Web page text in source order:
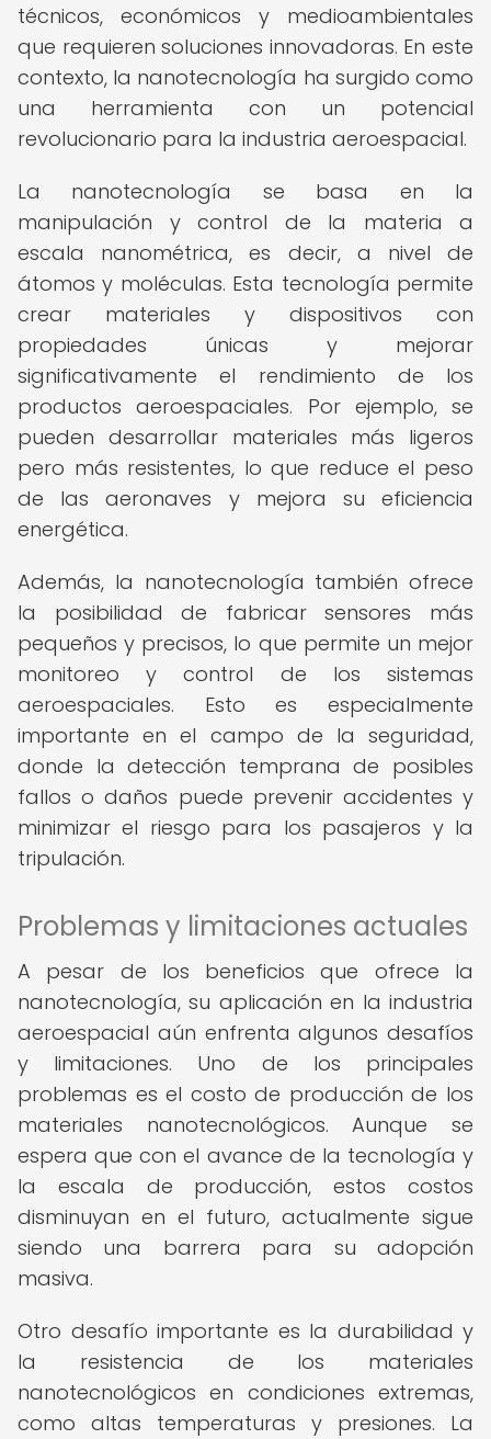
técnicos, económicos y medioambientales
que requieren soluciones innovadoras. En este
contexto, la nanotecnología ha surgido como
una herramienta con un potencial
revolucionario para la industria aeroespacial.
La nanotecnología se basa en la
manipulación y control de la materia a
escala nanométrica, es decir, a nivel de
átomos y moléculas. Esta tecnología permite
crear materiales y dispositivos con
propiedades únicas y mejorar
significativamente el rendimiento de los
productos aeroespaciales. Por ejemplo, se
pueden desarrollar materiales más ligeros
pero más resistentes, lo que reduce el peso
de las aeronaves y mejora su eficiencia
energética.
Además, la nanotecnología también ofrece
la posibilidad de fabricar sensores más
pequeños y precisos, lo que permite un mejor
monitoreo y control de los sistemas
aeroespaciales. Esto es especialmente
importante en el campo de la seguridad,
donde la detección temprana de posibles
fallos o daños puede prevenir accidentes y
minimizar el riesgo para los pasajeros y la
tripulación.
Problemas y limitaciones actuales
A pesar de los beneficios que ofrece la
nanotecnología, su aplicación en la industria
aeroespacial aún enfrenta algunos desafíos
y limitaciones. Uno de los principales
problemas es el costo de producción de los
materiales nanotecnológicos. Aunque se
espera que con el avance de la tecnología y
la escala de producción, estos costos
disminuyan en el futuro, actualmente sigue
siendo una barrera para su adopción
masiva.
Otro desafío importante es la durabilidad y
la resistencia de los materiales
nanotecnológicos en condiciones extremas,
como altas temperaturas y presiones. La